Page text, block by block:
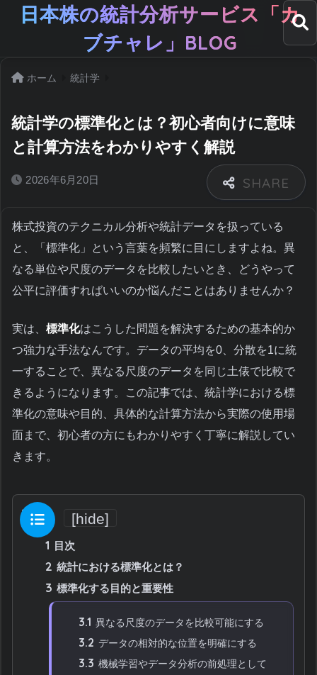
日本株の統計分析サービス「カ
ブチャレ」BLOG
ホーム 統計学
統計学の標準化とは？初心者向けに意味
と計算方法をわかりやすく解説
2026年6月20日
株式投資のテクニカル分析や統計データを扱っている
と、「標準化」という言葉を頻繁に目にしますよね。異
なる単位や尺度のデータを比較したいとき、どうやって
公平に評価すればいいのか悩んだことはありませんか？
実は、 標準化はこうした問題を解決するための基本的か
つ強力な手法なんです。データの平均を0、分散を1に統
一することで、異なる尺度のデータを同じ土俵で比較で
きるようになります。この記事では、統計学における標
準化の意味や目的、具体的な計算方法から実際の使用場
面まで、初心者の方にもわかりやすく丁寧に解説してい
きます。
目次 [hide]
1 目次
2 統計における標準化とは？
3 標準化する目的と重要性
3.1 異なる尺度のデータを比較可能にする
3.2 データの相対的な位置を明確にする
3.3 機械学習やデータ分析の前処理として